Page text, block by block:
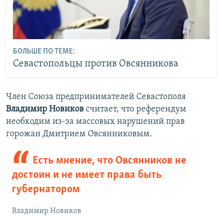
БОЛЬШЕ ПО ТЕМЕ:
Севастопольцы против Овсянникова
Член Союза предпринимателей Севастополя
Владимир Новиков считает, что референдум
необходим из-за массовых нарушений прав
горожан Дмитрием Овсянниковым.
Есть мнение, что Овсянников не
достоин и не имеет права быть
губернатором
Владимир Новиков